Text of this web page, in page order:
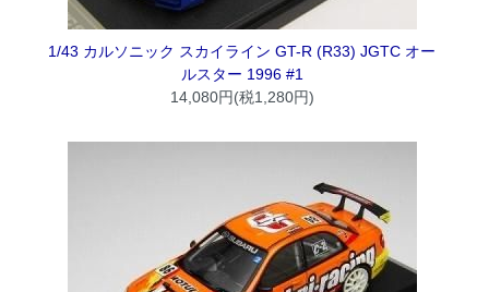
1/43 カルソニック スカイライン GT-R (R33) JGTC オー
ルスター 1996 #1
14,080円(税1,280円)